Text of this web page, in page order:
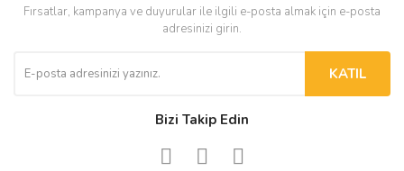
Fırsatlar, kampanya ve duyurular ile ilgili e-posta almak için e-posta
adresinizi girin.
KATIL
Bizi Takip Edin